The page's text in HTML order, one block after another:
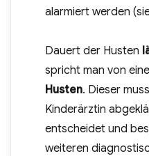
alarmiert werden
Dauert der Husten
spricht man von
Husten. Dieser
Kinderärztin
entscheidet und
weiteren